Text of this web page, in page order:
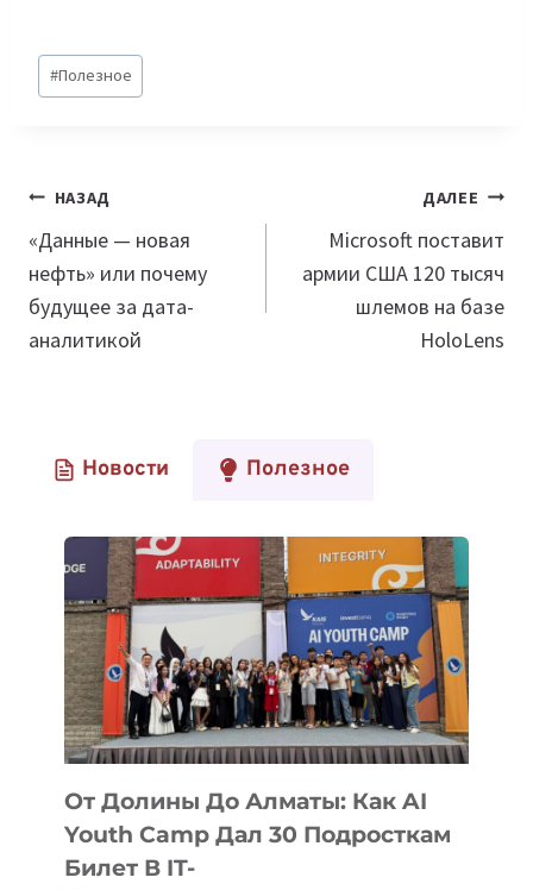
Метки
записи:
#Полезное
Навигация
по
записям
НАЗАД
«Данные — новая
нефть» или почему
будущее за дата-
аналитикой
ДАЛЕЕ
Microsoft поставит
армии США 120 тысяч
шлемов на базе
HoloLens
Новости Полезное
От Долины До Алматы: Как AI
Youth Camp Дал 30 Подросткам
Билет В IT-